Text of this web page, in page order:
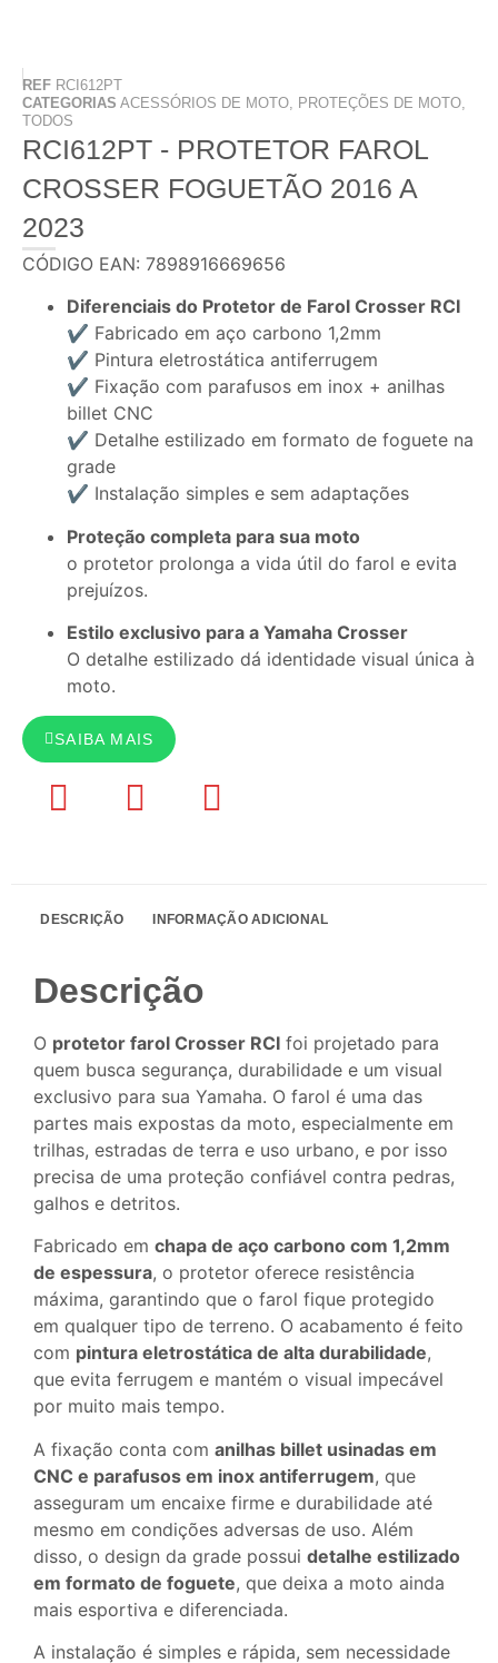
REF RCI612PT
CATEGORIAS ACESSÓRIOS DE MOTO, PROTEÇÕES DE MOTO,
TODOS
RCI612PT - PROTETOR FAROL
CROSSER FOGUETÃO 2016 A
2023
CÓDIGO EAN: 7898916669656
Diferenciais do Protetor de Farol Crosser RCI
✔ Fabricado em aço carbono 1,2mm
✔ Pintura eletrostática antiferrugem
✔ Fixação com parafusos em inox + anilhas
billet CNC
✔ Detalhe estilizado em formato de foguete na
grade
✔ Instalação simples e sem adaptações
Proteção completa para sua moto
o protetor prolonga a vida útil do farol e evita
prejuízos.
Estilo exclusivo para a Yamaha Crosser
O detalhe estilizado dá identidade visual única à
moto.
SAIBA MAIS
DESCRIÇÃO INFORMAÇÃO ADICIONAL
Descrição
O protetor farol Crosser RCI foi projetado para
quem busca segurança, durabilidade e um visual
exclusivo para sua Yamaha. O farol é uma das
partes mais expostas da moto, especialmente em
trilhas, estradas de terra e uso urbano, e por isso
precisa de uma proteção confiável contra pedras,
galhos e detritos.
Fabricado em chapa de aço carbono com 1,2mm
de espessura, o protetor oferece resistência
máxima, garantindo que o farol fique protegido
em qualquer tipo de terreno. O acabamento é feito
com pintura eletrostática de alta durabilidade,
que evita ferrugem e mantém o visual impecável
por muito mais tempo.
A fixação conta com anilhas billet usinadas em
CNC e parafusos em inox antiferrugem, que
asseguram um encaixe firme e durabilidade até
mesmo em condições adversas de uso. Além
disso, o design da grade possui detalhe estilizado
em formato de foguete, que deixa a moto ainda
mais esportiva e diferenciada.
A instalação é simples e rápida, sem necessidade